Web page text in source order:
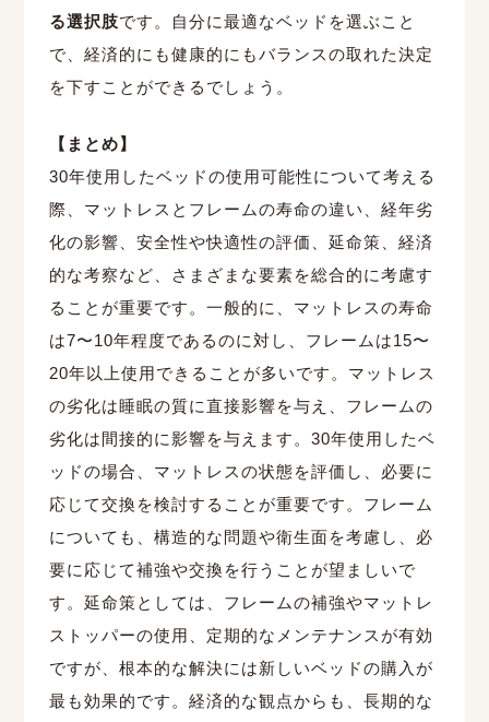
る選択肢です。自分に最適なベッドを選ぶこと
で、経済的にも健康的にもバランスの取れた決定
を下すことができるでしょう。
【まとめ】
30年使用したベッドの使用可能性について考える
際、マットレスとフレームの寿命の違い、経年劣
化の影響、安全性や快適性の評価、延命策、経済
的な考察など、さまざまな要素を総合的に考慮す
ることが重要です。一般的に、マットレスの寿命
は7〜10年程度であるのに対し、フレームは15〜
20年以上使用できることが多いです。マットレス
の劣化は睡眠の質に直接影響を与え、フレームの
劣化は間接的に影響を与えます。 30年使用したベ
ッドの場合、マットレスの状態を評価し、必要に
応じて交換を検討することが重要です。フレーム
についても、構造的な問題や衛生面を考慮し、必
要に応じて補強や交換を行うことが望ましいで
す。延命策としては、フレームの補強やマットレ
ストッパーの使用、定期的なメンテナンスが有効
ですが、根本的な解決には新しいベッドの購入が
最も効果的です。経済的な観点からも、長期的な